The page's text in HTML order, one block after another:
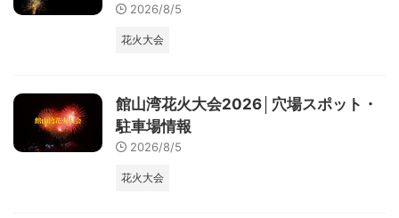
2026/8/5
花火大会
館山湾花火大会2026│穴場スポット・
駐車場情報
2026/8/5
花火大会